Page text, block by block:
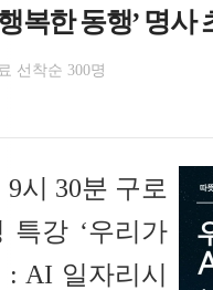
복한 동행’ 명사
선착순 300명
시 30분 구로
특강 ‘우리가
AI 일자리시